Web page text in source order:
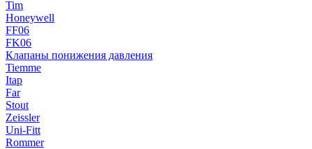
Tim
Honeywell
FF06
FK06
Клапаны понижения давления
Tiemme
Itap
Far
Stout
Zeissler
Uni-Fitt
Rommer